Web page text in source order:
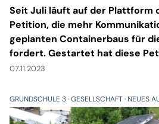
Seit Juli läuft auf der Plattform
Petition, die mehr
geplanten Containerbaus für
fordert. Gestartet hat diese
Nadine Thalmann. Am Montag
Bürgermeister Tobias Meier.
07.11.2023
GRUNDSCHULE 3 GESELLSCHAFT NEUES